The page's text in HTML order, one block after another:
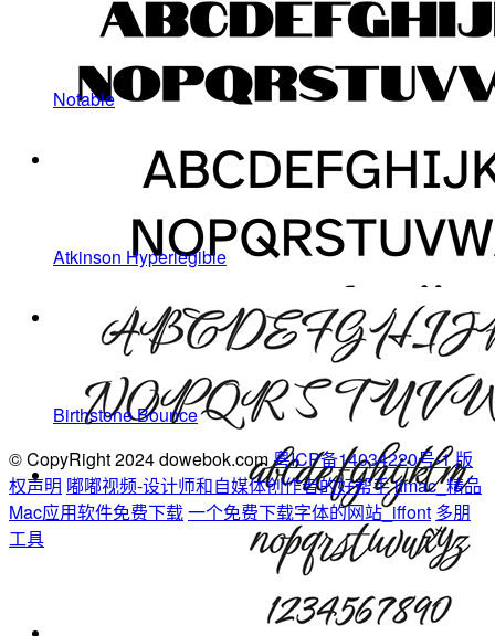
Notable
Atkinson Hyperlegible
Birthstone Bounce
© CopyRight 2024 dowebok.com粤ICP备14034220号-1版
权声明 嘟嘟视频-设计师和自媒体创作者的好帮手ifmac_精品
Mac应用软件免费下载一个免费下载字体的网站_iffont 多朋
工具